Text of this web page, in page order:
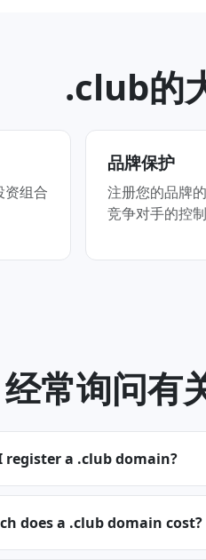
.club的
资组合
品牌保护
注册您的品牌
竞争对手的控制
经常询问有
register a .club domain?
does a .club domain cost?